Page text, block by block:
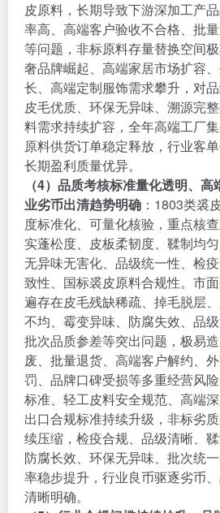
皮原料，长期导致下游深加工产
率高、高端客户验收不合格、批
等问题，非标原料存量替换空间
奢品牌崛起、高端家居市场扩容
长、高端定制服饰需求攀升，对品
皮毛优质、环保无异味、溯源完
料需求持续扩容，全年高端工厂
原料供货订单稳定释放，行业客单
长期盈利质量优异。
（4）品质考核标准量化透明、
业劣币出清趋势明确 ：1803类裘
度标准化、可量化核验，重点核
实蓬松度、皮板柔韧度、鞣制均匀
无异味无害化、品级统一性、检
致性、国标裘皮原料合规性。市
遍存在皮毛残缺稀疏、掉毛脱层
不均、霉变异味、防腐失效、品级
批次品质参差等突出问题，极易
废、批量退货、高端客户解约、
罚、品牌口碑受损等多重经营风
标准、轻工皮料安全规范、高端
出口合规标准持续升级，非标劣
续压缩，检疫合规、品级清晰、鞣
防腐长效、环保无异味、批次统
率稳步提升，行业良币驱逐劣币
清晰明确。